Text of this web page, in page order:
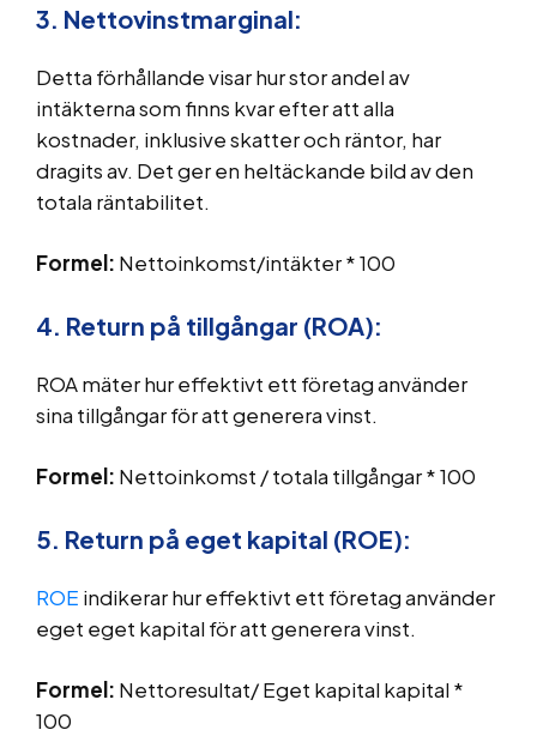
3. Nettovinstmarginal:
Detta förhållande visar hur stor andel av
intäkterna som finns kvar efter att alla
kostnader, inklusive skatter och räntor, har
dragits av. Det ger en heltäckande bild av den
totala räntabilitet.
Formel: Nettoinkomst/intäkter * 100
4. Return på tillgångar (ROA):
ROA mäter hur effektivt ett företag använder
sina tillgångar för att generera vinst.
Formel: Nettoinkomst / totala tillgångar * 100
5. Return på eget kapital (ROE):
ROE indikerar hur effektivt ett företag använder
eget eget kapital för att generera vinst.
Formel: Nettoresultat/ Eget kapital kapital *
100